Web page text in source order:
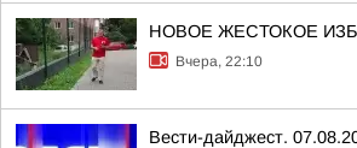
НОВОЕ ЖЕСТОКОЕ
Вчера, 22:10
Вести-дайджест.